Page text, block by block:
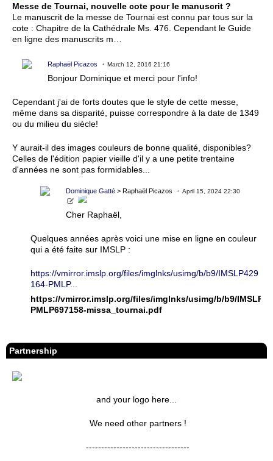
Messe de Tournai, nouvelle cote pour le manuscrit ?
Le manuscrit de la messe de Tournai est connu par tous sur la
cote : Chapitre de la Cathédrale Ms. 476. Cependant le Guide
en ligne des manuscrits m…
Raphaël Picazos March 12, 2016 21:16
Bonjour Dominique et merci pour l'info!
Cependant j'ai de forts doutes que le style de cette messe,
même dans sa disparité, puisse correspondre à la date de 1349
ou du milieu du siècle!
Y aurait-il des images couleurs de bonne qualité, disponibles?
Celles de l'édition papier vieille d'il y a une petite trentaine
d'années ne sont pas formidables...
Dominique Gatté > Raphaël Picazos April 15, 2024 22:30
Cher Raphaël,
Quelques années après voici une mise en ligne en couleur
qui a été faite sur IMSLP :
https://vmirror.imslp.org/files/imglnks/usimg/b/b9/IMSLP429
164-PMLP...
https://vmirror.imslp.org/files/imglnks/usimg/b/b9/
PMLP697158-missa_tournai.pdf
Partnership
and your logo here...
We need other partners !
----------------------------------